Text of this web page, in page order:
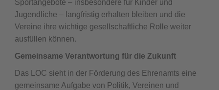
Sportangebote – insbesondere für Kinder und
Jugendliche – langfristig erhalten bleiben und die
Vereine ihre wichtige gesellschaftliche Rolle weiter
ausfüllen können.
Gemeinsame Verantwortung für die Zukunft
Das LOC sieht in der Förderung des Ehrenamts eine
gemeinsame Aufgabe von Politik, Vereinen und